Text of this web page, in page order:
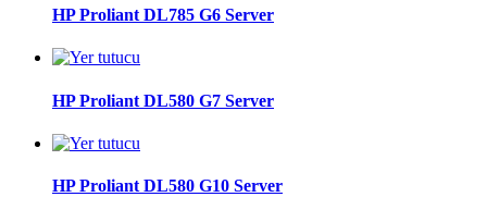
HP Proliant DL785 G6 Server
HP Proliant DL580 G7 Server
HP Proliant DL580 G10 Server